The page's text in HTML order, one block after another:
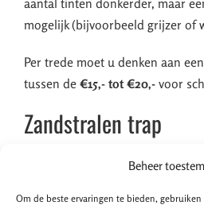
Beheer
Om de beste ervaringen te bieden,
mogelijk (bijvoorbeeld grijzer of
Per trede moet u denken aan
tussen de €15,- tot €20,- voor
Zandstralen trap
Met deze renovatiemethode
straalmiddel op hoge druk op